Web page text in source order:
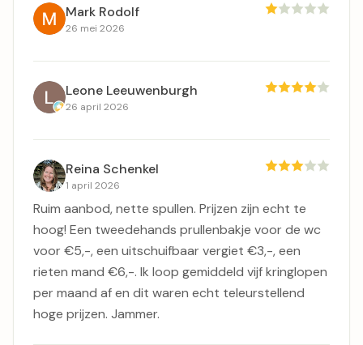
Mark Rodolf
26 mei 2026
Leone Leeuwenburgh
26 april 2026
Reina Schenkel
1 april 2026
Ruim aanbod, nette spullen. Prijzen zijn echt te
hoog! Een tweedehands prullenbakje voor de wc
voor €5,-, een uitschuifbaar vergiet €3,-, een
rieten mand €6,-. Ik loop gemiddeld vijf kringlopen
per maand af en dit waren echt teleurstellend
hoge prijzen. Jammer.